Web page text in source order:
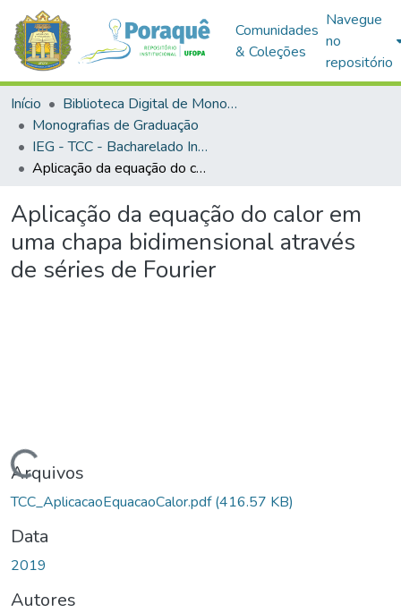
Comunidades
& Coleções
Navegue
no
repositório
Início
Biblioteca Digital de Monografias (BDM)
Monografias de Graduação
IEG - TCC - Bacharelado Interdisciplinar em Ciência e Tecnologia
Aplicação da equação do calor em uma chapa bidimensional através de séries de Fourier
Aplicação da equação do calor em
uma chapa bidimensional através
de séries de Fourier
Carregando...
Arquivos
TCC_AplicacaoEquacaoCalor.pdf(416.57 KB)
Data
2019
Autores